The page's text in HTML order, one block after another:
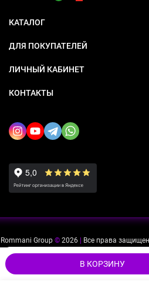
В КОРЗИНУ
КАТАЛОГ
ДЛЯ ПОКУПАТЕЛЕЙ
ЛИЧНЫЙ КАБИНЕТ
КОНТАКТЫ
Rommani Group © 2026 Все права
Мы используем файлы cookie, чтобы